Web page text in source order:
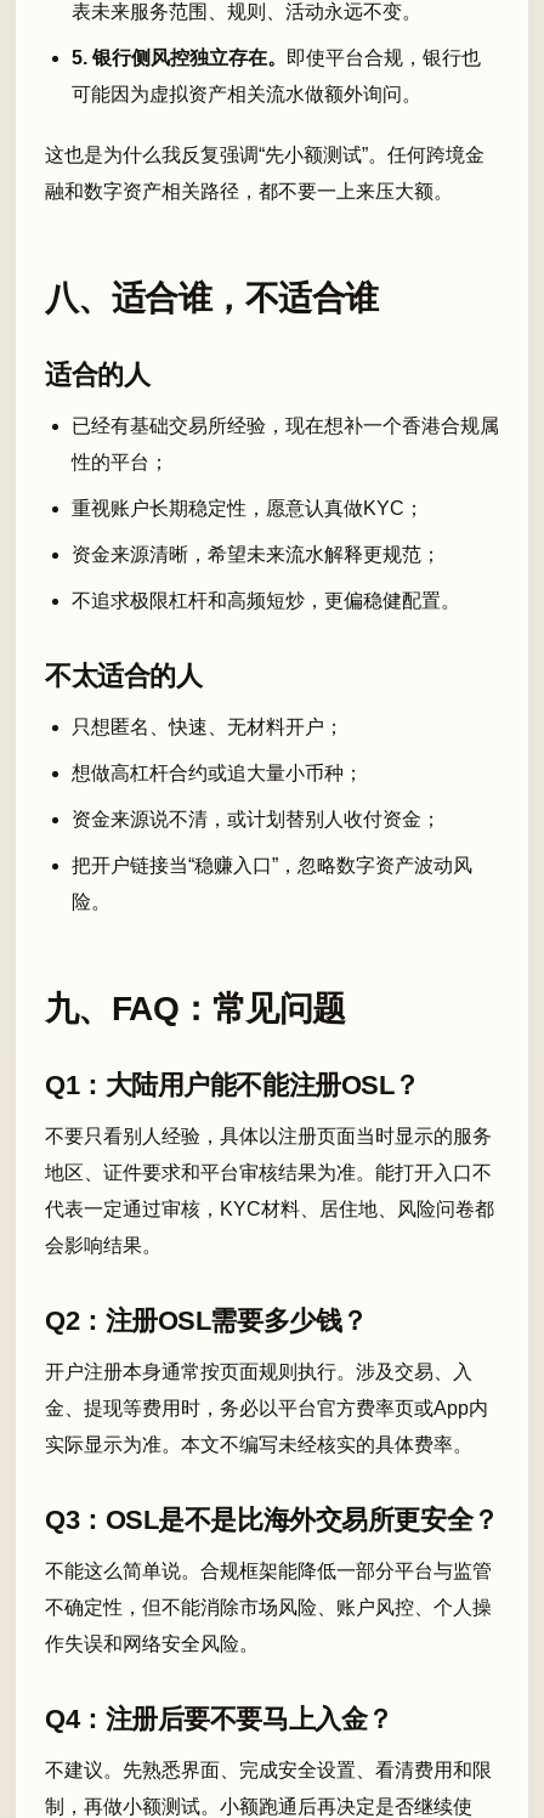
表未来服务范围、规则、活动永远不变。
5. 银行侧风控独立存在。
即使平台合规，银行也
可能因为虚拟资产相关流水做额外询问。
这也是为什么我反复强调“先小额测试”。任何跨境金
融和数字资产相关路径，都不要一上来压大额。
八、适合谁，不适合谁
适合的人
已经有基础交易所经验，现在想补一个香港合规属
性的平台；
重视账户长期稳定性，愿意认真做KYC；
资金来源清晰，希望未来流水解释更规范；
不追求极限杠杆和高频短炒，更偏稳健配置。
不太适合的人
只想匿名、快速、无材料开户；
想做高杠杆合约或追大量小币种；
资金来源说不清，或计划替别人收付资金；
把开户链接当“稳赚入口”，忽略数字资产波动风
险。
九、FAQ：常见问题
Q1：大陆用户能不能注册OSL？
不要只看别人经验，具体以注册页面当时显示的服务
地区、证件要求和平台审核结果为准。能打开入口不
代表一定通过审核，KYC材料、居住地、风险问卷都
会影响结果。
Q2：注册OSL需要多少钱？
开户注册本身通常按页面规则执行。涉及交易、入
金、提现等费用时，务必以平台官方费率页或App内
实际显示为准。本文不编写未经核实的具体费率。
Q3：OSL是不是比海外交易所更安全？
不能这么简单说。合规框架能降低一部分平台与监管
不确定性，但不能消除市场风险、账户风控、个人操
作失误和网络安全风险。
Q4：注册后要不要马上入金？
不建议。先熟悉界面、完成安全设置、看清费用和限
制，再做小额测试。小额跑通后再决定是否继续使